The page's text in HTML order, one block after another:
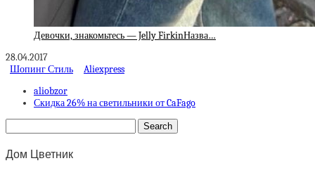
Девочки, знакомьтесь — Jelly FirkinНазва…
28.04.2017
Шопинг Стиль
Aliexpress
aliobzor
Скидка 26% на светильники от CaFago
Дом Цветник